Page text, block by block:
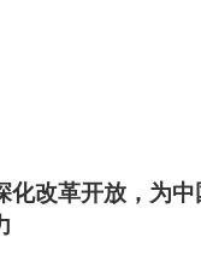
化改革开放，为